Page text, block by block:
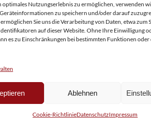
optimales Nutzungserlebnis zu ermöglichen, verwenden
zu speichern und/oder darauf
Sie uns die Verarbeitung von Daten, etwa zum
auf dieser Website. Ohne Ihre Einwilligung
es zu Einschränkungen bei bestimmten Funktionen
Ablehnen
Cookie-RichtlinieDatenschutzImpressum
und
sehr ernst. Wir behandeln Ihre